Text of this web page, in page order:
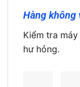
Hàng không
Kiểm tra
hư hỏng.